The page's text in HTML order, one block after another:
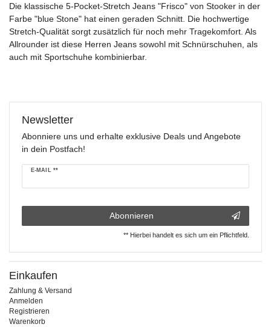
Die klassische 5-Pocket-Stretch Jeans "Frisco" von Stooker in der
Farbe "blue Stone" hat einen geraden Schnitt. Die hochwertige
Stretch-Qualität sorgt zusätzlich für noch mehr Tragekomfort. Als
Allrounder ist diese Herren Jeans sowohl mit Schnürschuhen, als
auch mit Sportschuhe kombinierbar.
Newsletter
Abonniere uns und erhalte exklusive Deals und Angebote
in dein Postfach!
E-MAIL **
Newsletter
Abonnieren
** Hierbei handelt es sich um ein Pflichtfeld.
Einkaufen
Zahlung & Versand
Anmelden
Registrieren
Warenkorb